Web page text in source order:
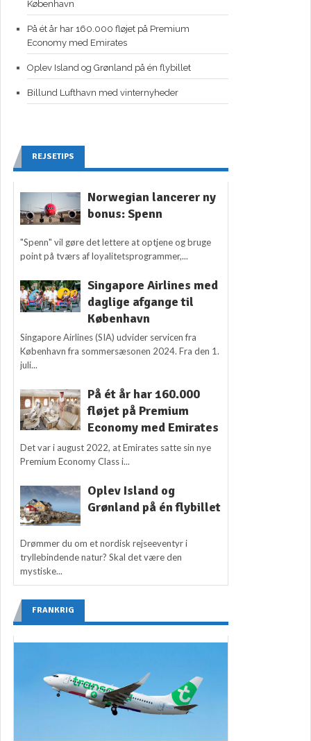
København
På ét år har 160.000 fløjet på Premium
Economy med Emirates
Oplev Island og Grønland på én flybillet
Billund Lufthavn med vinternyheder
REJSETIPS
Norwegian lancerer ny
bonus: Spenn
"Spenn" vil gøre det lettere at optjene og bruge
point på tværs af loyalitetsprogrammer,...
Singapore Airlines med
daglige afgange til
København
Singapore Airlines (SIA) udvider servicen fra
København fra sommersæsonen 2024. Fra den 1.
juli...
På ét år har 160.000
fløjet på Premium
Economy med Emirates
Det var i august 2022, at Emirates satte sin nye
Premium Economy Class i...
Oplev Island og
Grønland på én flybillet
Drømmer du om et nordisk rejseeventyr i
tryllebindende natur? Skal det være den
mystiske...
FRANKRIG